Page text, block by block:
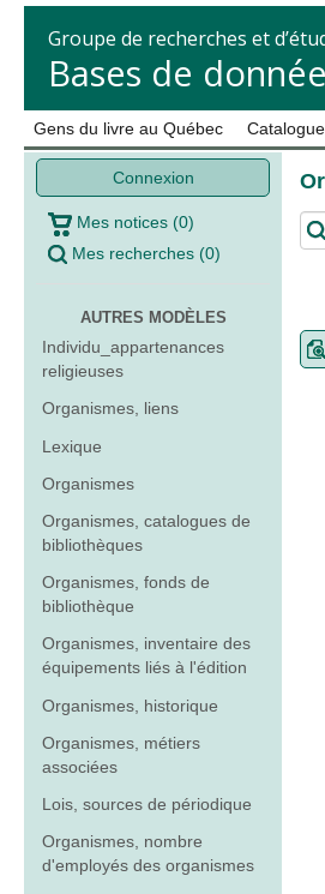
Groupe de recherches et
Bases de
Gens du livre au Québec
Connexion
Mes notices (0)
Mes recherches (0)
AUTRES MODÈLES
Individu_appartenances
religieuses
Organismes, liens
Lexique
Organismes
Organismes, catalogues de
bibliothèques
Organismes, fonds de
bibliothèque
Organismes, inventaire des
équipements liés à l'édition
Organismes, historique
Organismes, métiers
associées
Lois, sources de périodique
Organismes, nombre
d'employés des organismes